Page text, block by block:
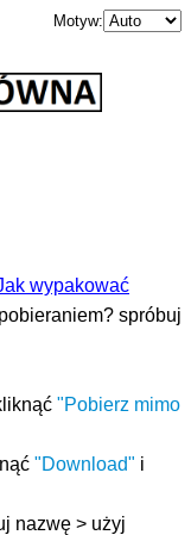
Motyw:
wypakować
spróbuj
"Pobierz mimo
"Download" i
nazwę > użyj